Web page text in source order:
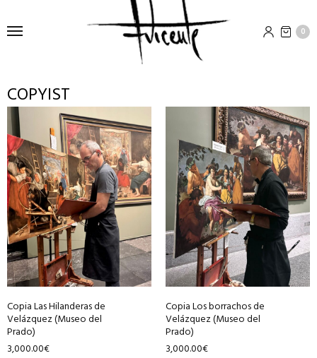
0
COPYIST
Copia Las Hilanderas de
Velázquez (Museo del
Prado)
3,000.00€
Copia Los borrachos de
Velázquez (Museo del
Prado)
3,000.00€